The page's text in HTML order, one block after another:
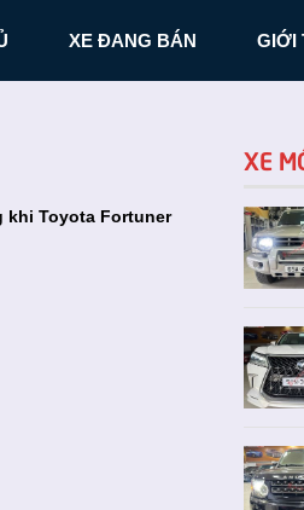
XE ĐANG BÁN GIỚI
khi Toyota Fortuner
XE